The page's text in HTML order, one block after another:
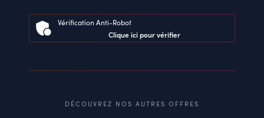
Vérification Anti-Robot
Clique ici pour vérifier
DÉCOUVREZ NOS AUTRES OFFRES